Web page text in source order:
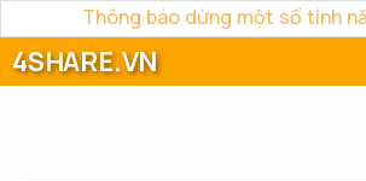
Thông báo dừng một số tính
4SHARE.VN